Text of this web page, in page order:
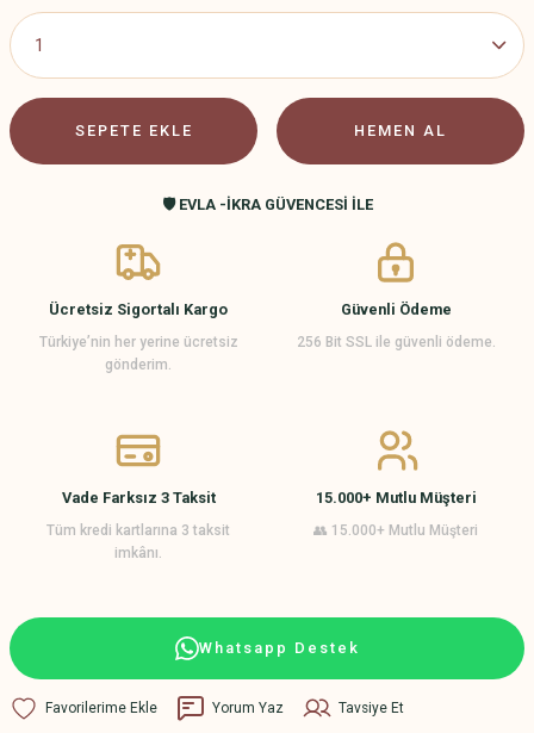
SEPETE EKLE HEMEN AL
🛡️ EVLA -İKRA GÜVENCESİ İLE
Ücretsiz Sigortalı Kargo
Türkiye’nin her yerine ücretsiz
gönderim.
Güvenli Ödeme
256 Bit SSL ile güvenli ödeme.
Vade Farksız 3 Taksit
Tüm kredi kartlarına 3 taksit
imkânı.
15.000+ Mutlu Müşteri
👥 15.000+ Mutlu Müşteri
Whatsapp Destek
Yorum Yaz Tavsiye Et